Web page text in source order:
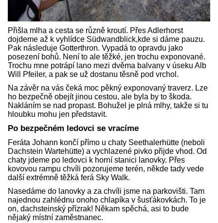
Přišla mlha a cesta se různě kroutí. Přes Adlerhorst
dojdeme až k vyhlídce Südwandblick,kde si dáme pauzu.
Pak následuje Gotterthron. Vypadá to opravdu jako
posezení bohů. Není to ale těžké, jen trochu exponované.
Trochu mne potrápí lano mezi dvěma balvany v úseku Alb
Will Pfeiler, a pak se už dostanu těsně pod vrchol.
Na závěr na vás čeká moc pěkný exponovaný traverz. Lze
ho bezpečně obejít jinou cestou, ale byla by to škoda.
Nakláním se nad propast. Bohužel je plná mlhy, takže si tu
hloubku mohu jen představit.
Po bezpečném ledovci se vracíme
Feráta Johann končí přímo u chaty Seethalerhütte (neboli
Dachstein Wartehütte) a vychlazené pivko přijde vhod. Od
chaty jdeme po ledovci k horní stanici lanovky. Přes
kovovou rampu chvíli pozorujeme terén, někde tady vede
další extrémně těžká ferá Sky Walk.
Nasedáme do lanovky a za chvíli jsme na parkovišti. Tam
najednou zahlédnu onoho chlapíka v šusťákovkách. To je
on, dachsteinský přízrak! Někam spěchá, asi to bude
nějaký místní zaměstnanec.